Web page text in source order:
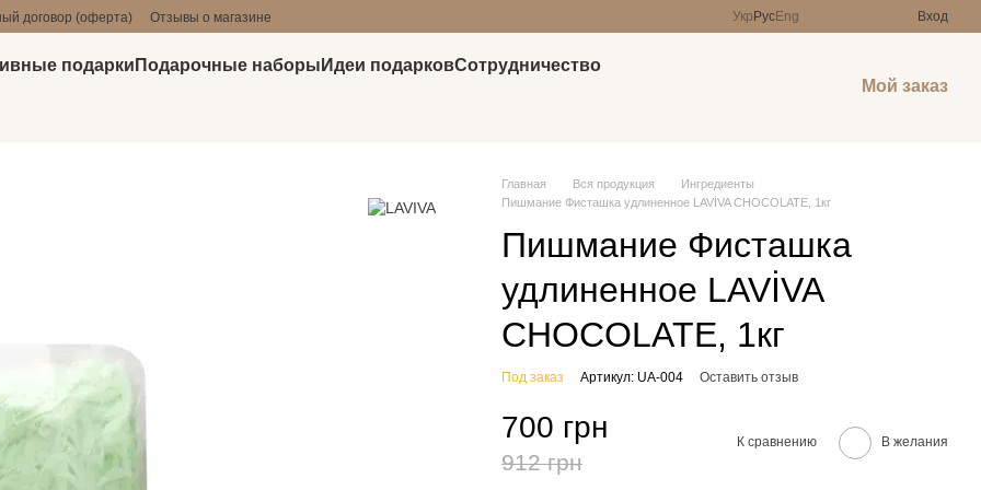
договор (оферта) Отзывы о магазине Укр РусEng Вход
подарки Подарочные наборы Идеи подарковСотрудничество
Мой заказ
Главная Вся продукция
Ингредиенты
Пишмание Фисташка удлиненное LAVİVA CHOCOLATE, 1кг
Пишмание Фисташка
удлиненное LAVİVA
CHOCOLATE, 1кг
Под заказ Артикул: UA-004 Оставить отзыв
700 грн
912 грн
К сравнению В желания